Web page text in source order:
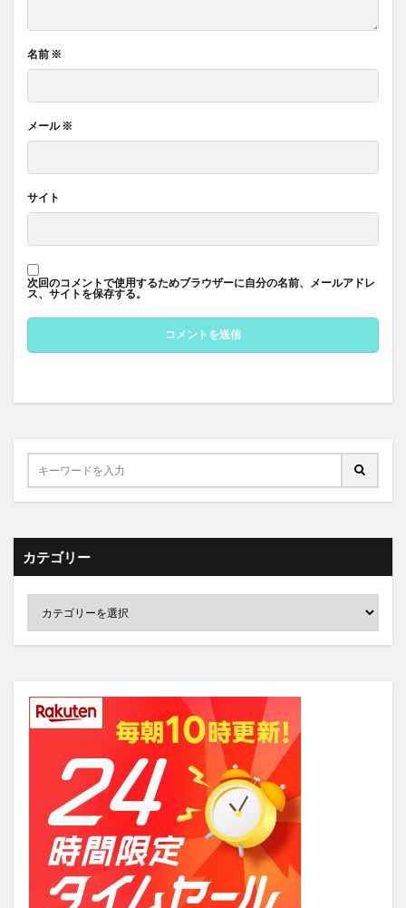
名前 ※
メール※
サイト
次回のコメントで使用するためブラウザーに自分の名前、メールアドレ
ス、サイトを保存する。
カテゴリー